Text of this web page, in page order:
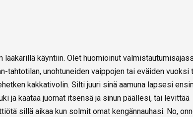
lääkärillä käyntiin. Olet huomioinut
tahtotilan, unohtuneiden vaippojen tai eväiden vuoksi
kakkativolin. Silti juuri sinä aamuna lapsesi
ja kaataa juomat itsensä ja sinun päällesi, tai levittää
sillä aikaa kun solmit omat kengännauhasi. No,